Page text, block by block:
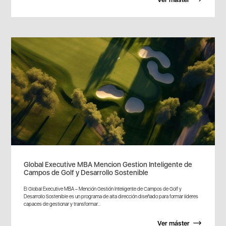
Global Executive MBA Mencion Gestion Inteligente de
Campos de Golf y Desarrollo Sostenible
El Global Executive MBA – Mención Gestión Inteligente de Campos de Golf y
Desarrollo Sostenible es un programa de alta dirección diseñado para formar líderes
capaces de gestionar y transformar...
Ver máster